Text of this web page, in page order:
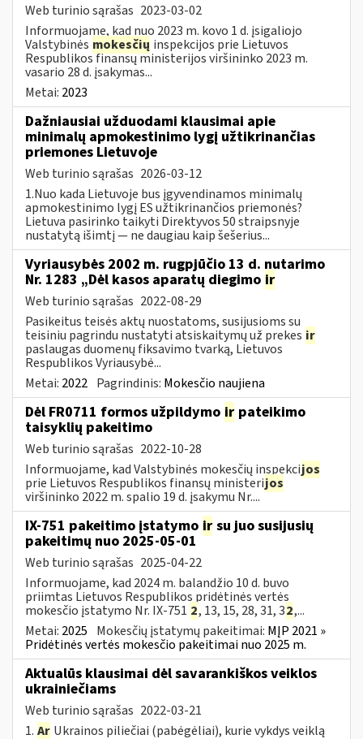
Web turinio sąrašas 2023-03-02
Informuojame, kad nuo 2023 m. kovo 1 d. įsigaliojo
Valstybinės mokesčių inspekcijos prie Lietuvos
Respublikos finansų ministerijos viršininko 2023 m.
vasario 28 d. įsakymas...
Metai: 2023
Dažniausiai užduodami klausimai apie
minimalų apmokestinimo lygį užtikrinančias
priemones Lietuvoje
Web turinio sąrašas 2026-03-12
1.Nuo kada Lietuvoje bus įgyvendinamos minimalų
apmokestinimo lygį ES užtikrinančios priemonės?
Lietuva pasirinko taikyti Direktyvos 50 straipsnyje
nustatytą išimtį — ne daugiau kaip šešerius...
Vyriausybės 2002 m. rugpjūčio 13 d. nutarimo
Nr. 1283 „Dėl kasos aparatų diegimo ir
Web turinio sąrašas 2022-08-29
Pasikeitus teisės aktų nuostatoms, susijusioms su
teisiniu pagrindu nustatyti atsiskaitymų už prekes ir
paslaugas duomenų fiksavimo tvarką, Lietuvos
Respublikos Vyriausybė...
Metai: 2022 Pagrindinis: Mokesčio naujiena
Dėl FR0711 formos užpildymo ir pateikimo
taisyklių pakeitimo
Web turinio sąrašas 2022-10-28
Informuojame, kad Valstybinės mokesčių inspekcijos
prie Lietuvos Respublikos finansų ministerijos
viršininko 2022 m. spalio 19 d. įsakymu Nr....
IX-751 pakeitimo įstatymo ir su juo susijusių
pakeitimų nuo 2025-05-01
Web turinio sąrašas 2025-04-22
Informuojame, kad 2024 m. balandžio 10 d. buvo
priimtas Lietuvos Respublikos pridėtinės vertės
mokesčio įstatymo Nr. IX-751 2, 13, 15, 28, 31, 32,...
Metai: 2025 Mokesčių įstatymų pakeitimai: MĮP 2021 »
Pridėtinės vertės mokesčio pakeitimai nuo 2025 m.
Aktualūs klausimai dėl savarankiškos veiklos
ukrainiečiams
Web turinio sąrašas 2022-03-21
1. Ar Ukrainos piliečiai (pabėgėliai), kurie vykdys veiklą